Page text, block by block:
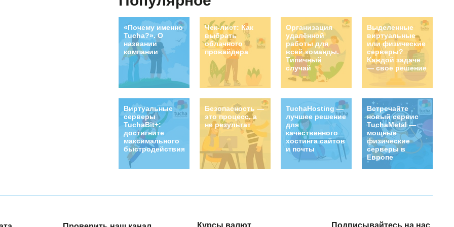
«Почему именно
Tucha?». О
названии
компании
Чек-лист: Как
выбрать
облачного
провайдера
Организация
удалённой
работы для
всей команды.
Типичный
случай
Выделенные
виртуальные
или физические
серверы?
Каждой задаче
— свое решение
Виртуальные
серверы
TuchaBit+:
достигните
максимального
быстродействия!
Безопасность —
это процесс, а
не результат
TuchaHosting —
лучшее решение
для
качественного
хостинга сайтов
и почты
Встречайте
новый сервис
TuchaMetal —
мощные
физические
серверы в
Европе
Курсы валют Подписывайтесь на нас